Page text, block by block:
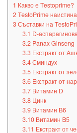
1 Какво е Testoprime?
2TestoPrime
3Съставки на
3.1 D-
3.2Panax Ginseng
3.3Екстракт от
3.4Сминдух
3.5Екстракт от
3.6Екстракт от нар
3.7Витамин D
3.8Цинк
3.9Витамин B6
3.10Витамин B5
3.11 Екстракт от